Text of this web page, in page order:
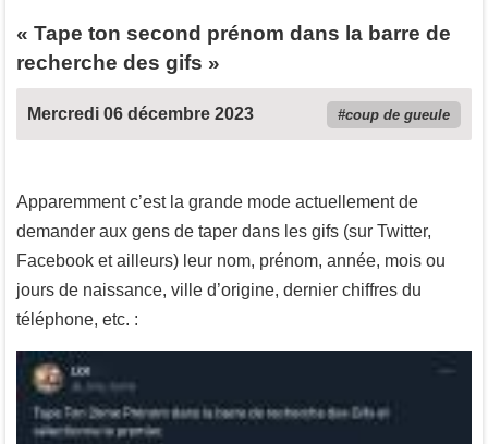
« Tape ton second prénom dans la barre de
recherche des gifs »
Mercredi 06 décembre 2023 coup de gueule
Apparemment c’est la grande mode actuellement de
demander aux gens de taper dans les gifs (sur Twitter,
Facebook et ailleurs) leur nom, prénom, année, mois ou
jours de naissance, ville d’origine, dernier chiffres du
téléphone, etc. :